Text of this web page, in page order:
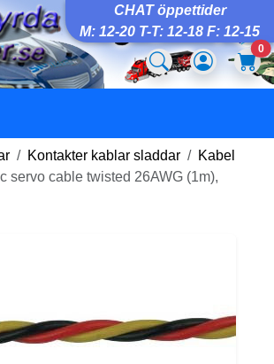
CHAT öppettider
M: 12-20 T-T: 12-18 F: 12-15
0
Kontakter kablar sladdar
Kabel
servo cable twisted 26AWG (1m),